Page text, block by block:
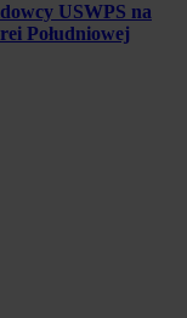
USWPS na
Południowej